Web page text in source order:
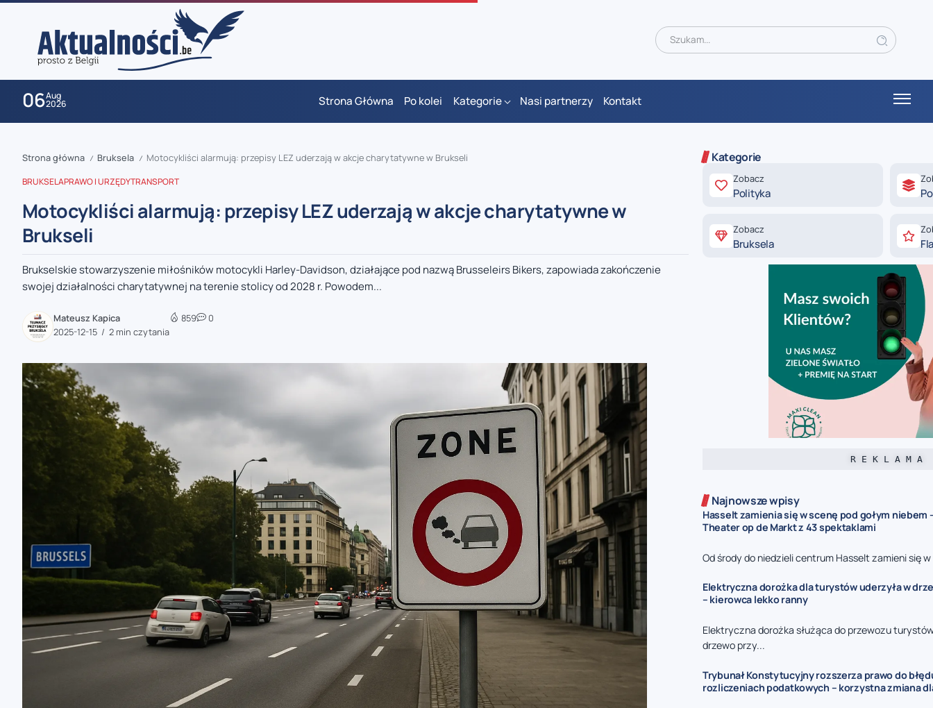
06Aug
2026 Strona Główna Po kolei Kategorie Nasi partnerzy Kontakt
zaobserwuj nas
zaobserwuj nas
zaobserwuj nas
zaobserwuj nas
zaobserwuj nas
Strona główna / Bruksela / Motocykliści alarmują: przepisy LEZ uderzają w akcje charytatywne w Brukseli
BRUKSELAPRAWO I URZĘDYTRANSPORT
Motocykliści alarmują: przepisy LEZ uderzają w akcje charytatywne w
Brukseli
Brukselskie stowarzyszenie miłośników motocykli Harley-Davidson, działające pod nazwą Brusseleirs Bikers, zapowiada zakończenie
swojej działalności charytatywnej na terenie stolicy od 2028 r. Powodem...
Mateusz Kapica
2025-12-15
2 min czytania
859 0
Kategorie
Zobacz
Polityka
Zobacz
Bruksela
R E K L A M A
Najnowsze wpisy
Hasselt zamienia się w scenę pod gołym niebem
Theater op de Markt z 43 spektaklami
Od środy do niedzieli centrum Hasselt zamieni się
Elektryczna dorożka dla turystów uderzyła w
– kierowca lekko ranny
Elektryczna dorożka służąca do przewozu
drzewo przy...
Trybunał Konstytucyjny rozszerza prawo do
rozliczeniach podatkowych – korzystna zmiana